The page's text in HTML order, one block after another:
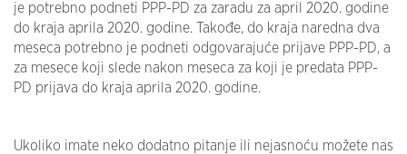
je potrebno podneti PPP-PD za zaradu za april 2020. godine
do kraja aprila 2020. godine. Takođe, do kraja naredna dva
meseca potrebno je podneti odgovarajuće prijave PPP-PD, a
za mesece koji slede nakon meseca za koji je predata PPP-
PD prijava do kraja aprila 2020. godine.
Ukoliko imate neko dodatno pitanje ili nejasnoću možete nas